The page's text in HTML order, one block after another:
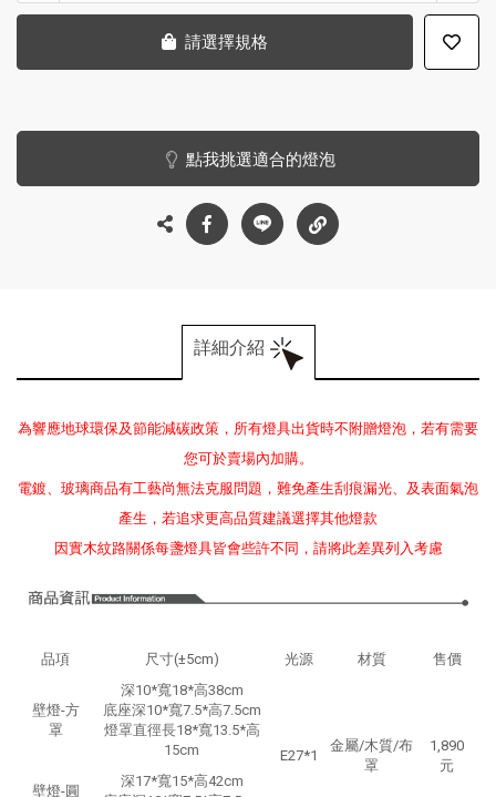
請選擇規格
點我挑選適合的燈泡
詳細介紹
為響應地球環保及節能減碳政策，所有燈具出貨時不附贈燈泡，若有需要
您可於賣場內加購。
電鍍、玻璃商品有工藝尚無法克服問題，難免產生刮痕漏光、及表面氣泡
產生，若追求更高品質建議選擇其他燈款
因實木紋路關係每盞燈具皆會些許不同，請將此差異列入考慮
品項 尺寸(±5cm) 光源 材質 售價
壁燈-方
罩
深10*寬18*高38cm
底座深10*寬7.5*高7.5cm
燈罩直徑長18*寬13.5*高
15cm
E27*1
金屬/木質/布
罩
1,890
元
壁燈-圓
深17*寬15*高42cm